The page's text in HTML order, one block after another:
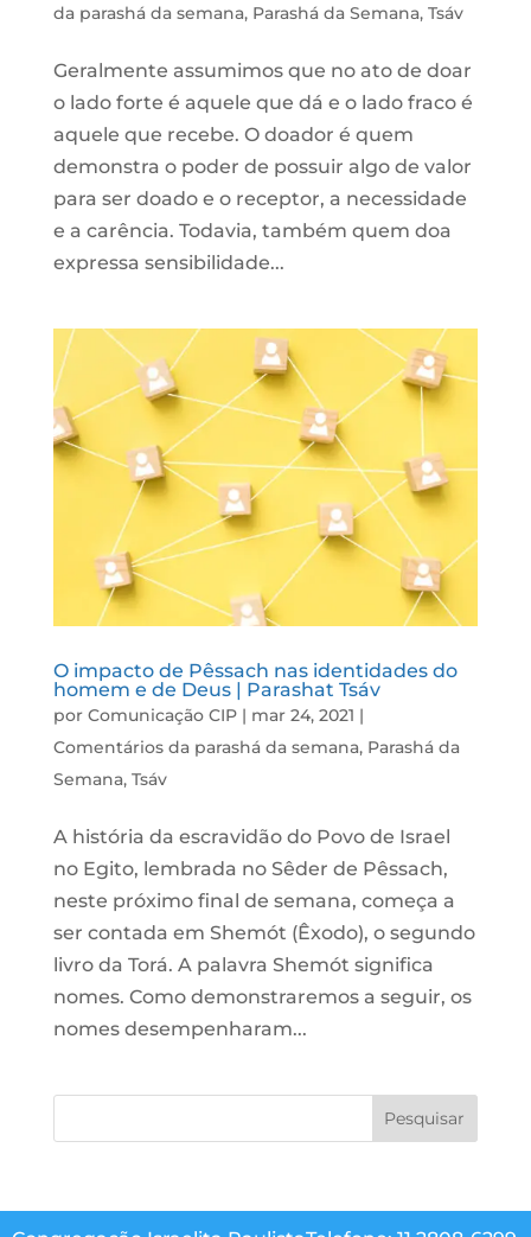
da parashá da semana, Parashá da Semana, Tsáv
Geralmente assumimos que no ato de doar
o lado forte é aquele que dá e o lado fraco é
aquele que recebe. O doador é quem
demonstra o poder de possuir algo de valor
para ser doado e o receptor, a necessidade
e a carência. Todavia, também quem doa
expressa sensibilidade...
O impacto de Pêssach nas identidades do
homem e de Deus | Parashat Tsáv
por Comunicação CIP| mar 24, 2021 |
Comentários da parashá da semana, Parashá da
Semana, Tsáv
A história da escravidão do Povo de Israel
no Egito, lembrada no Sêder de Pêssach,
neste próximo final de semana, começa a
ser contada em Shemót (Êxodo), o segundo
livro da Torá. A palavra Shemót significa
nomes. Como demonstraremos a seguir, os
nomes desempenharam...